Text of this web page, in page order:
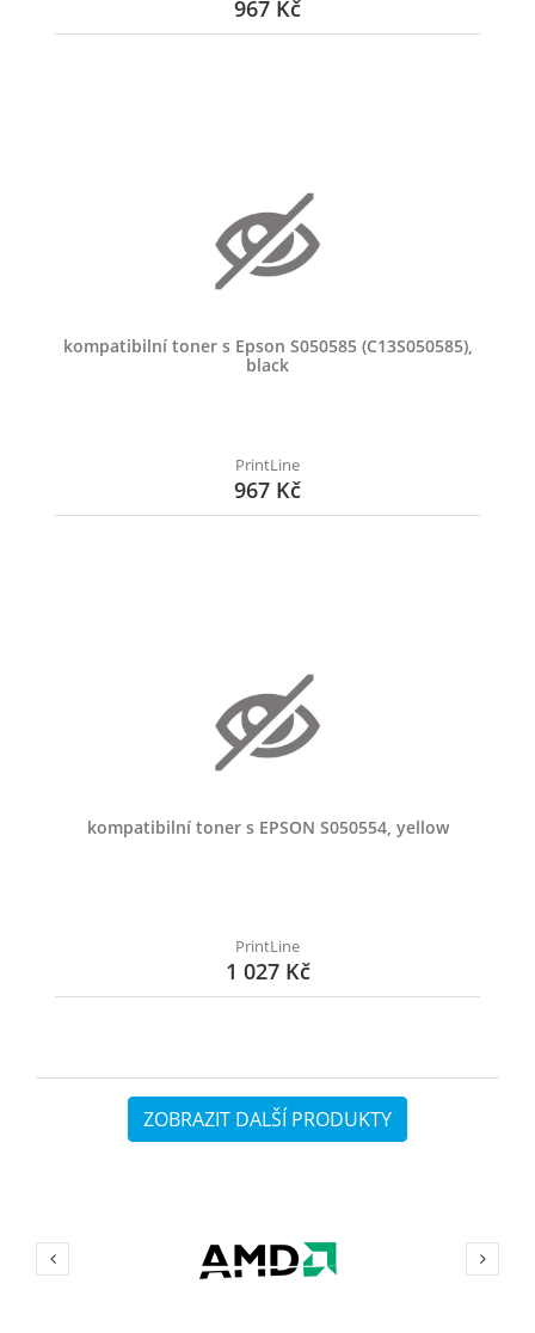
967 Kč
kompatibilní toner s Epson S050585 (C13S050585),
black
PrintLine
967 Kč
kompatibilní toner s EPSON S050554, yellow
PrintLine
1 027 Kč
ZOBRAZIT DALŠÍ PRODUKTY